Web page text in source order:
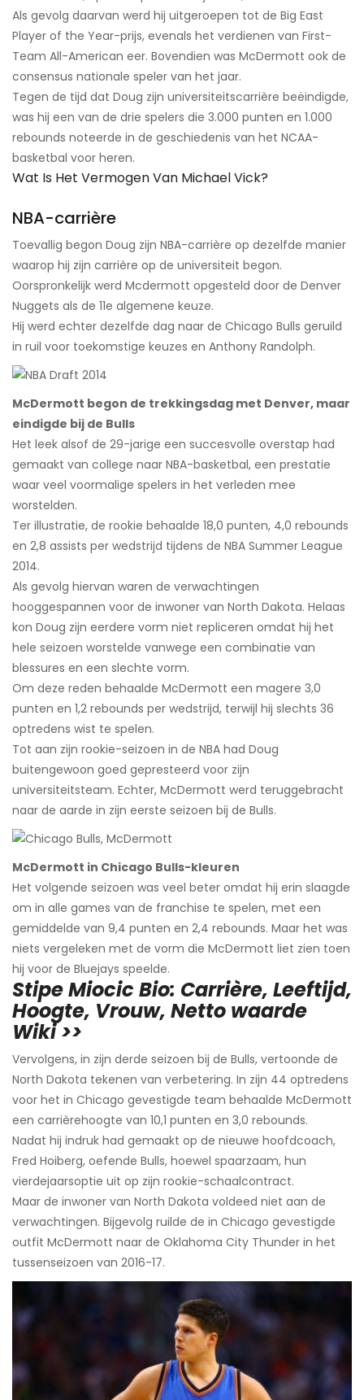
Als gevolg daarvan werd hij uitgeroepen tot de Big East
Player of the Year-prijs, evenals het verdienen van First-
Team All-American eer. Bovendien was McDermott ook de
consensus nationale speler van het jaar.
Tegen de tijd dat Doug zijn universiteitscarrière beëindigde,
was hij een van de drie spelers die 3.000 punten en 1.000
rebounds noteerde in de geschiedenis van het NCAA-
basketbal voor heren.
Wat Is Het Vermogen Van Michael Vick?
NBA-carrière
Toevallig begon Doug zijn NBA-carrière op dezelfde manier
waarop hij zijn carrière op de universiteit begon.
Oorspronkelijk werd Mcdermott opgesteld door de Denver
Nuggets als de 11e algemene keuze.
Hij werd echter dezelfde dag naar de Chicago Bulls geruild
in ruil voor toekomstige keuzes en Anthony Randolph.
McDermott begon de trekkingsdag met Denver, maar
eindigde bij de Bulls
Het leek alsof de 29-jarige een succesvolle overstap had
gemaakt van college naar NBA-basketbal, een prestatie
waar veel voormalige spelers in het verleden mee
worstelden.
Ter illustratie, de rookie behaalde 18,0 punten, 4,0 rebounds
en 2,8 assists per wedstrijd tijdens de NBA Summer League
2014.
Als gevolg hiervan waren de verwachtingen
hooggespannen voor de inwoner van North Dakota. Helaas
kon Doug zijn eerdere vorm niet repliceren omdat hij het
hele seizoen worstelde vanwege een combinatie van
blessures en een slechte vorm.
Om deze reden behaalde McDermott een magere 3,0
punten en 1,2 rebounds per wedstrijd, terwijl hij slechts 36
optredens wist te spelen.
Tot aan zijn rookie-seizoen in de NBA had Doug
buitengewoon goed gepresteerd voor zijn
universiteitsteam. Echter, McDermott werd teruggebracht
naar de aarde in zijn eerste seizoen bij de Bulls.
McDermott in Chicago Bulls-kleuren
Het volgende seizoen was veel beter omdat hij erin slaagde
om in alle games van de franchise te spelen, met een
gemiddelde van 9,4 punten en 2,4 rebounds. Maar het was
niets vergeleken met de vorm die McDermott liet zien toen
hij voor de Bluejays speelde.
Stipe Miocic Bio: Carrière, Leeftijd,
Hoogte, Vrouw, Netto waarde
Wiki >>
Vervolgens, in zijn derde seizoen bij de Bulls, vertoonde de
North Dakota tekenen van verbetering. In zijn 44 optredens
voor het in Chicago gevestigde team behaalde McDermott
een carrièrehoogte van 10,1 punten en 3,0 rebounds.
Nadat hij indruk had gemaakt op de nieuwe hoofdcoach,
Fred Hoiberg, oefende Bulls, hoewel spaarzaam, hun
vierdejaarsoptie uit op zijn rookie-schaalcontract.
Maar de inwoner van North Dakota voldeed niet aan de
verwachtingen. Bijgevolg ruilde de in Chicago gevestigde
outfit McDermott naar de Oklahoma City Thunder in het
tussenseizoen van 2016-17.